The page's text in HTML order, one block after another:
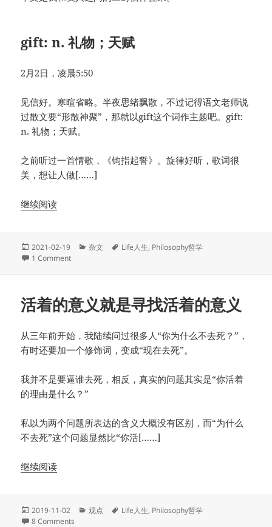
gift: n. 礼物；天赋
2月2日，凌晨5:50
见信好。寒暄省略。半夜思绪飘散，不过记得语文老师说
过散文要“形散神聚”，那就以gift这个词作主题吧。gift:
n. 礼物；天赋。
之前听过一首情歌，《钩指起誓》。旋律好听，歌词很
美，想让人做[……]
继续阅读
Posted
on
2021-02-19 Categories
杂文 Tags
Life人生, Philosophy哲学
1 Commenton 礼物、天赋、与幸福
活着的意义就是寻找活着的意义
从三年前开始，我陆续问过很多人“你为什么不去死？”，
有时还要加一个修饰词，变成“现在去死”。
我并不是要逼谁去死，相反，真实的问题其实是“你活着
的理由是什么？”
私以为两个问题所表达的含义大概没有区别，而“为什么
不去死”这个问题显然比“你活[……]
继续阅读
Posted
on
2019-11-02 Categories
观点 Tags
Life人生, Philosophy哲学
8 Comments